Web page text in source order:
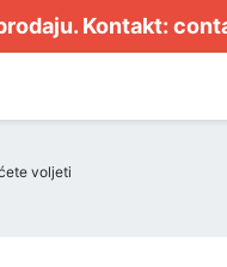
Kontakt:
voljeti